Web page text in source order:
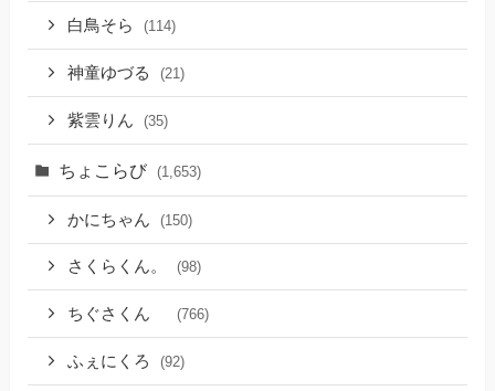
白鳥そら (114)
神童ゆづる (21)
紫雲りん (35)
ちょこらび (1,653)
かにちゃん (150)
さくらくん。 (98)
ちぐさくん (766)
ふぇにくろ (92)